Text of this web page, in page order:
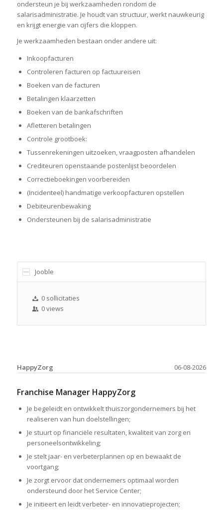
ondersteun je bij werkzaamheden rondom de
salarisadministratie. Je houdt van structuur, werkt nauwkeurig
en krijgt energie van cijfers die kloppen.
Je werkzaamheden bestaan onder andere uit:
Inkoopfacturen
Controleren facturen op factuureisen
Boeken van de facturen
Betalingen klaarzetten
Boeken van de bankafschriften
Afletteren betalingen
Controle grootboek:
Tussenrekeningen uitzoeken, vraagposten afhandelen
Crediteuren openstaande postenlijst beoordelen
Correctieboekingen voorbereiden
(Incidenteel) handmatige verkoopfacturen opstellen
Debiteurenbewaking
Ondersteunen bij de salarisadministratie
Jooble
0 sollicitaties
0 views
06-08-2026
HappyZorg
Franchise Manager HappyZorg
Je begeleidt en ontwikkelt thuiszorgondernemers bij het
realiseren van hun doelstellingen;
Je stuurt op financiële resultaten, kwaliteit van zorg en
personeelsontwikkeling;
Je stelt jaar- en verbeterplannen op en bewaakt de
voortgang;
Je zorgt ervoor dat ondernemers optimaal worden
ondersteund door het Service Center;
Je initieert en leidt verbeter- en innovatieprojecten;